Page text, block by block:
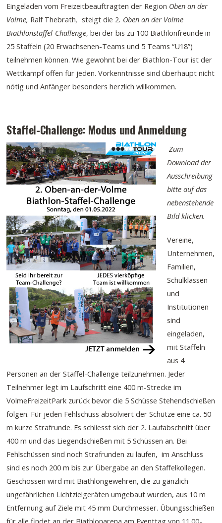
Eingeladen vom Freizeitbeauftragten der Region Oben an der
Volme, Ralf Thebrath,steigt die 2. Oben an der Volme
Biathlonstaffel-Challenge, bei der bis zu 100 Biathlonfreunde in
25 Staffeln (20 Erwachsenen-Teams und 5 Teams “U18”)
teilnehmen können. Wie gewohnt bei der Biathlon-Tour ist der
Wettkampf offen für jeden. Vorkenntnisse sind überhaupt nicht
nötig und Anfänger besonders herzlich willkommen.
Staffel-Challenge: Modus und Anmeldung
Zum
Download der
Ausschreibung
bitte auf das
nebenstehende
Bild klicken.
Vereine,
Unternehmen,
Familien,
Schulklassen
und
Institutionen
sind
eingeladen,
mit Staffeln
aus 4
Personen an der Staffel-Challenge teilzunehmen. Jeder
Teilnehmer legt im Laufschritt eine 400 m-Strecke im
VolmeFreizeitPark zurück bevor die 5 Schüsse Stehendschießen
folgen. Für jeden Fehlschuss absolviert der Schütze eine ca. 50
m kurze Strafrunde. Es schliesst sich der 2. Laufabschnitt über
400 m und das Liegendschießen mit 5 Schüssen an. Bei
Fehlschüssen sind noch Strafrunden zu laufen, im Anschluss
sind es noch 200 m bis zur Übergabe an den Staffelkollegen.
Geschossen wird mit Biathlongewehren, die zu gänzlich
ungefährlichen Lichtzielgeräten umgebaut wurden, aus 10 m
Entfernung auf Ziele mit 45 mm Durchmesser. Übungsschießen